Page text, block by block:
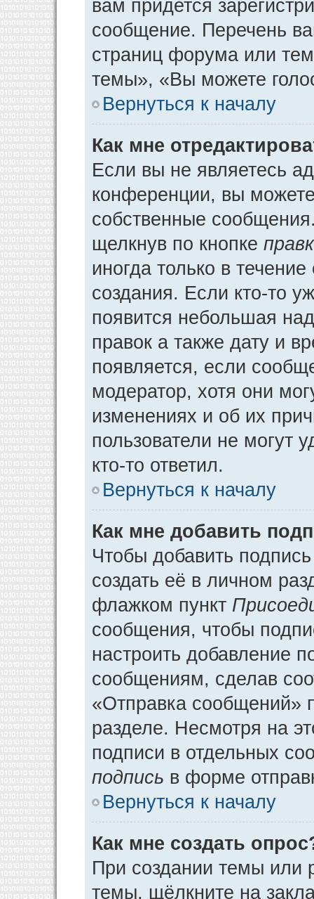
вам придется
сообщение. Перечень
страниц форума или
темы», «Вы можете
Вернуться к началу
Как мне
Если вы не являетесь
конференции, вы можете
собственные
щелкнув по кнопке
иногда только в
создания. Если кто-то
появится небольшая
правок а также дату и
появляется, если
модератор, хотя они
изменениях и об их
пользователи не могут
кто-то ответил.
Вернуться к началу
Как мне добавить
Чтобы добавить
создать её в личном
флажком пункт
сообщения, чтобы
настроить добавление
сообщениям, сделав
«Отправка сообщений»
разделе. Несмотря на
подписи в отдельных
подпись в форме
Вернуться к началу
Как мне создать
При создании темы или
темы, щёлкните на